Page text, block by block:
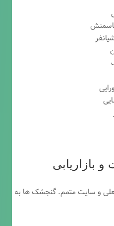
بازاریابی
و سایت متمم. گنجشک ها به